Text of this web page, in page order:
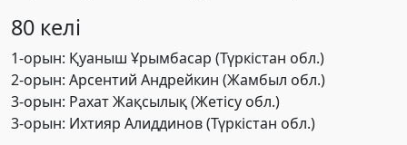
80 келі
1-орын: Қуаныш Ұрымбасар (Түркістан обл.)
2-орын: Арсентий Андрейкин (Жамбыл обл.)
3-орын: Рахат Жақсылық (Жетісу обл.)
3-орын: Ихтияр Алиддинов (Түркістан обл.)